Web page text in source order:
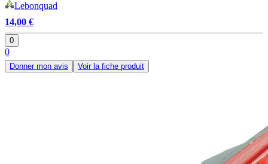
Lebonquad
14,00 €
0
0
Donner mon avis Voir la fiche produit